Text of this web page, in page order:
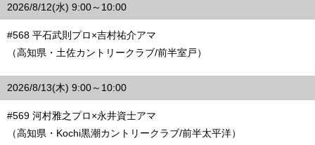
2026/8/12(水) 9:00～10:00
#568 平石武則プロ×吉村祐介アマ
（高知県・土佐カントリークラブ/前半室戸）
2026/8/13(木) 9:00～10:00
#569 河村雅之プロ×永井資士アマ
（高知県・Kochi黒潮カントリークラブ/前半太平洋）